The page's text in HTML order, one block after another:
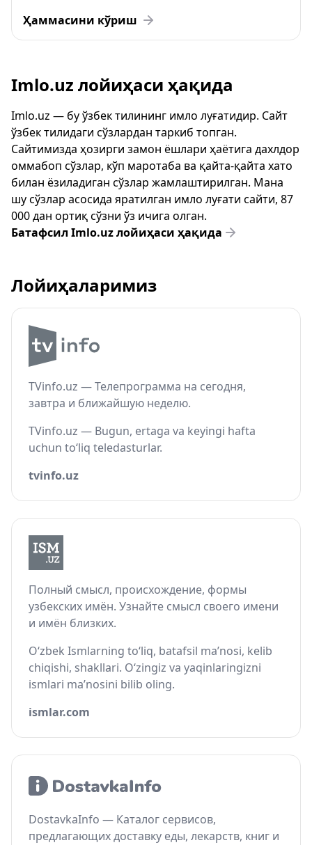
Ҳаммасини кўриш
Imlo.uz лойиҳаси ҳақида
Imlo.uz — бу ўзбек тилининг имло луғатидир. Сайт
ўзбек тилидаги сўзлардан таркиб топган.
Сайтимизда ҳозирги замон ёшлари ҳаётига дахлдор
оммабоп сўзлар, кўп маротаба ва қайта-қайта хато
билан ёзиладиган сўзлар жамлаштирилган. Мана
шу сўзлар асосида яратилган имло луғати сайти, 87
000 дан ортиқ сўзни ўз ичига олган.
Батафсил Imlo.uz лойиҳаси ҳақида
Лойиҳаларимиз
TVinfo.uz — Телепрограмма на сегодня,
завтра и ближайшую неделю.
TVinfo.uz — Bugun, ertaga va keyingi hafta
uchun to‘liq teledasturlar.
tvinfo.uz
Полный смысл, происхождение, формы
узбекских имён. Узнайте смысл своего имени
и имён близких.
O‘zbek Ismlarning to‘liq, batafsil ma’nosi, kelib
chiqishi, shakllari. O‘zingiz va yaqinlaringizni
ismlari ma’nosini bilib oling.
ismlar.com
DostavkaInfo — Каталог сервисов,
предлагающих доставку еды, лекарств, книг и